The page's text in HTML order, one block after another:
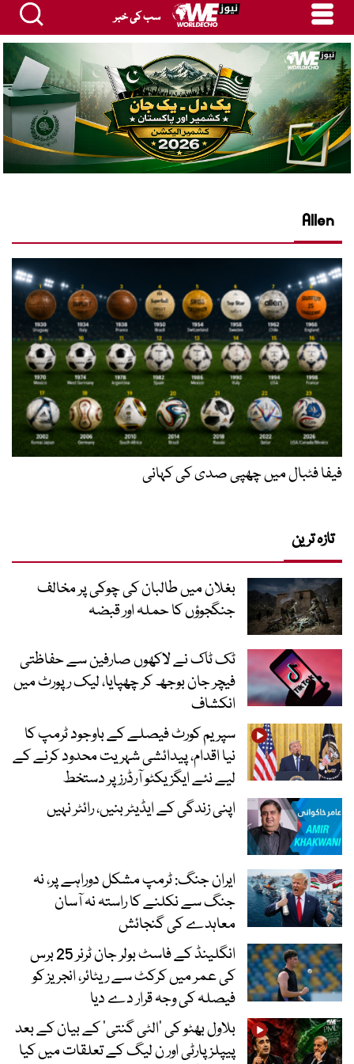
سب کی خبر
Allen
فیفا فٹبال میں چھپی صدی کی کہانی
تازہ ترین
بغلان میں طالبان کی چوکی پر مخالف
جنگجوؤں کا حملہ اور قبضہ
ٹک ٹاک نے لاکھوں صارفین سے حفاظتی
فیچر جان بوجھ کر چھپایا، لیک رپورٹ میں
انکشاف
سپریم کورٹ فیصلے کے باوجود ٹرمپ کا
نیا اقدام، پیدائشی شہریت محدود کرنے کے
لیے نئے ایگزیکٹو آرڈرز پر دستخط
اپنی زندگی کے ایڈیٹر بنیں، رائٹر نہیں
ایران جنگ: ٹرمپ مشکل دوراہے پر، نہ
جنگ سے نکلنے کا راستہ نہ آسان
معاہدے کی گنجائش
انگلینڈ کے فاسٹ بولر جان ٹرنر 25 برس
کی عمر میں کرکٹ سے ریٹائر، انجریز کو
فیصلہ کی وجہ قرار دے دیا
بلاول بھٹو کی ’الٹی گنتی‘ کے بیان کے بعد
پیپلز پارٹی اور ن لیگ کے تعلقات میں کیا